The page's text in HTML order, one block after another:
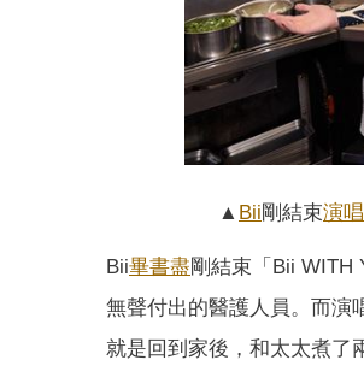
▲ Bii剛結束演
Bii畢書盡剛結束「Bii WITH
無聲付出的醫護人員。而演
就是回到家後，和太太煮了